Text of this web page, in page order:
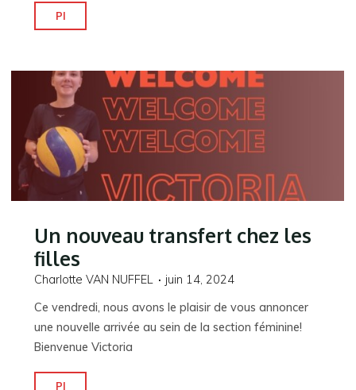
Pl
Maxine!"
Un nouveau transfert chez les
filles
Charlotte VAN NUFFEL
juin 14, 2024
Ce vendredi, nous avons le plaisir de vous annoncer
une nouvelle arrivée au sein de la section féminine!
Bienvenue Victoria
Pl